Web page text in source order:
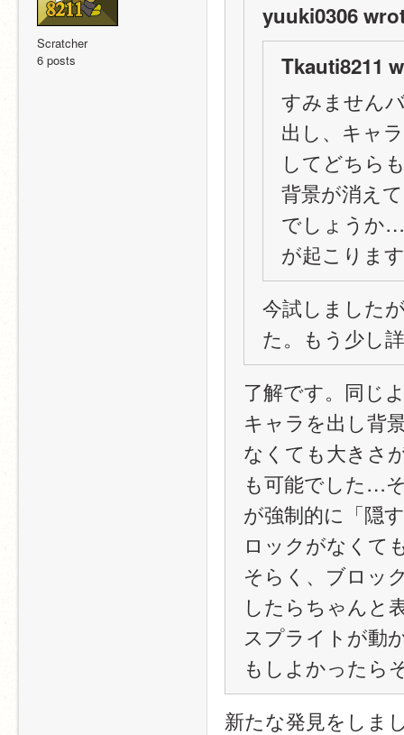
Scratcher
6 posts
yuuki0306
Tkauti8211
すみません
出し、キャ
してどちら
背景が消え
でしょうか
が起こりま
今試しました
た。もう少し
了解です。同じ
キャラを出し背
なくても大きさ
も可能でした…
が強制的に「隠
ロックがなくて
そらく、ブロッ
したらちゃんと
スプライトが動
もしよかったら
新たな発見をしま